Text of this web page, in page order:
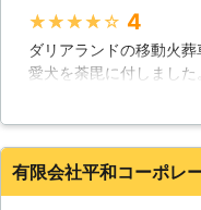
★★★★★ 4
ダリアランドの移動火
愛犬を荼毘に付しまし
かと少し心配だったの
読経をしてもらうことも
すね。
有限会社平和コーポレ